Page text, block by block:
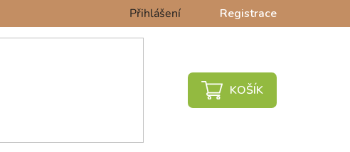
Přihlášení Registrace
NÁKUPNÍ